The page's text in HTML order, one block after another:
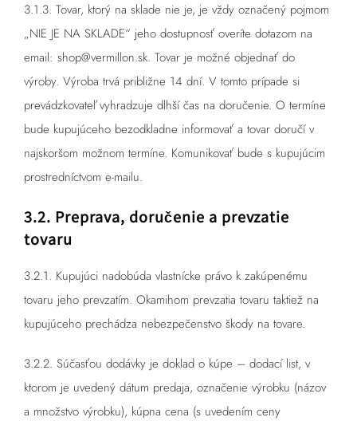
3.1.3. Tovar, ktorý na sklade nie je, je vždy označený pojmom
„NIE JE NA SKLADE“ jeho dostupnosť overíte dotazom na
email: shop@vermillon.sk. Tovar je možné objednať do
výroby. Výroba trvá približne 14 dní. V tomto prípade si
prevádzkovateľ vyhradzuje dlhší čas na doručenie. O termíne
bude kupujúceho bezodkladne informovať a tovar doručí v
najskoršom možnom termíne. Komunikovať bude s kupujúcim
prostredníctvom e-mailu.
3.2. Preprava, doručenie a prevzatie
tovaru
3.2.1. Kupujúci nadobúda vlastnícke právo k zakúpenému
tovaru jeho prevzatím. Okamihom prevzatia tovaru taktiež na
kupujúceho prechádza nebezpečenstvo škody na tovare.
3.2.2. Súčasťou dodávky je doklad o kúpe – dodací list, v
ktorom je uvedený dátum predaja, označenie výrobku (názov
a množstvo výrobku), kúpna cena (s uvedením ceny